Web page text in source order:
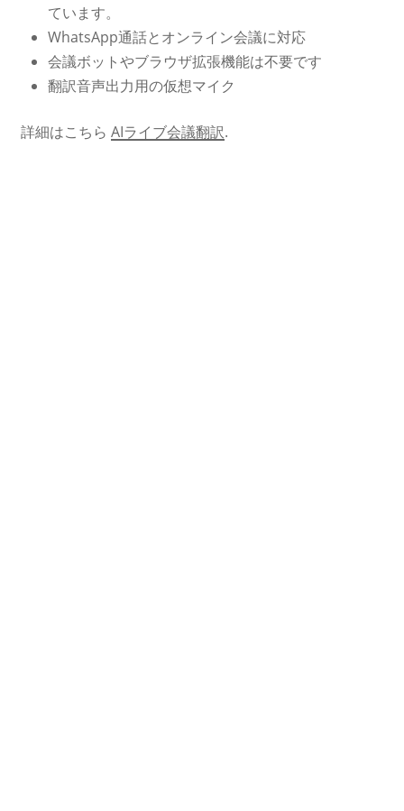
ています。
WhatsApp通話とオンライン会議に対応
会議ボットやブラウザ拡張機能は不要です
翻訳音声出力用の仮想マイク
詳細はこちら AIライブ会議翻訳.